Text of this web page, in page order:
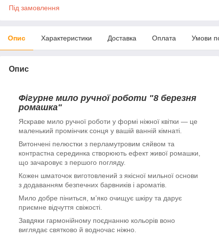
Під замовлення
Опис Характеристики Доставка Оплата Умови
Опис
Фігурне мило ручної роботи "8 березня
ромашка"
Яскраве мило ручної роботи у формі ніжної квітки — це
маленький промінчик сонця у вашій ванній кімнаті.
Витончені пелюстки з перламутровим сяйвом та
контрастна серединка створюють ефект живої ромашки,
що зачаровує з першого погляду.
Кожен шматочок виготовлений з якісної мильної основи
з додаванням безпечних барвників і ароматів.
Мило добре піниться, м’яко очищує шкіру та дарує
приємне відчуття свіжості.
Завдяки гармонійному поєднанню кольорів воно
виглядає святково й водночас ніжно.